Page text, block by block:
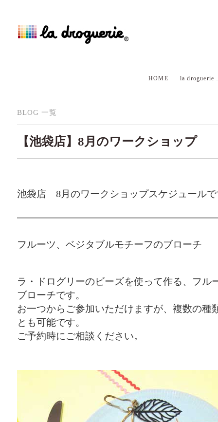
HOME la droguerie
BLOG 一覧
【池袋店】8月のワークショップ
池袋店 8月のワークショップスケジュール
フルーツ、ベジタブルモチーフのブローチ
ラ・ドログリーのビーズを使って作る、フル
ブローチです。
お一つからご参加いただけますが、複数の種
とも可能です。
ご予約時にご相談ください。